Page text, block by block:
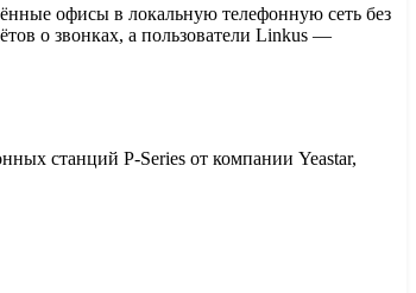
офисы в локальную телефонную сеть без
о звонках, а пользователи Linkus —
станций P-Series от компании Yeastar,